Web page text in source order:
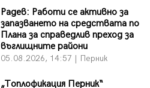
Радев: Работи се активно за
запазването на средствата по
Плана за справедлив преход за
въглищните райони
05.08.2026, 14:57 | Перник
„Топлофикация Перник“